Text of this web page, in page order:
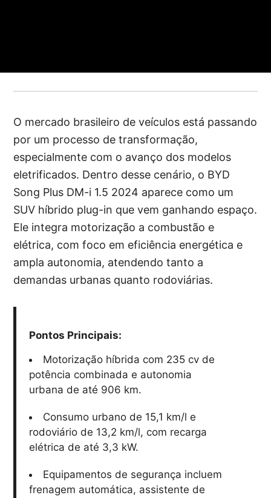
O mercado brasileiro de veículos está passando
por um processo de transformação,
especialmente com o avanço dos modelos
eletrificados. Dentro desse cenário, o BYD
Song Plus DM-i 1.5 2024 aparece como um
SUV híbrido plug-in que vem ganhando espaço.
Ele integra motorização a combustão e
elétrica, com foco em eficiência energética e
ampla autonomia, atendendo tanto a
demandas urbanas quanto rodoviárias.
Pontos Principais:
Motorização híbrida com 235 cv de
potência combinada e autonomia
urbana de até 906 km.
Consumo urbano de 15,1 km/l e
rodoviário de 13,2 km/l, com recarga
elétrica de até 3,3 kW.
Equipamentos de segurança incluem
frenagem automática, assistente de